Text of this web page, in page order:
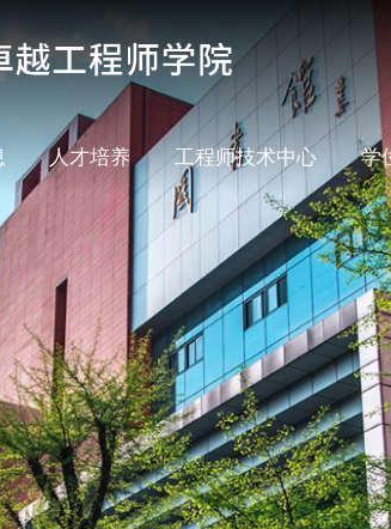
人才培养 工程师技术中心 学